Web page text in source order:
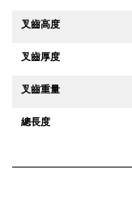
叉齒高度
叉齒厚度
叉齒重量
總長度